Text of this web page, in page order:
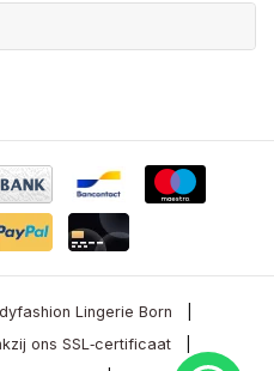
Lingerie Born
ons SSL‑certificaat